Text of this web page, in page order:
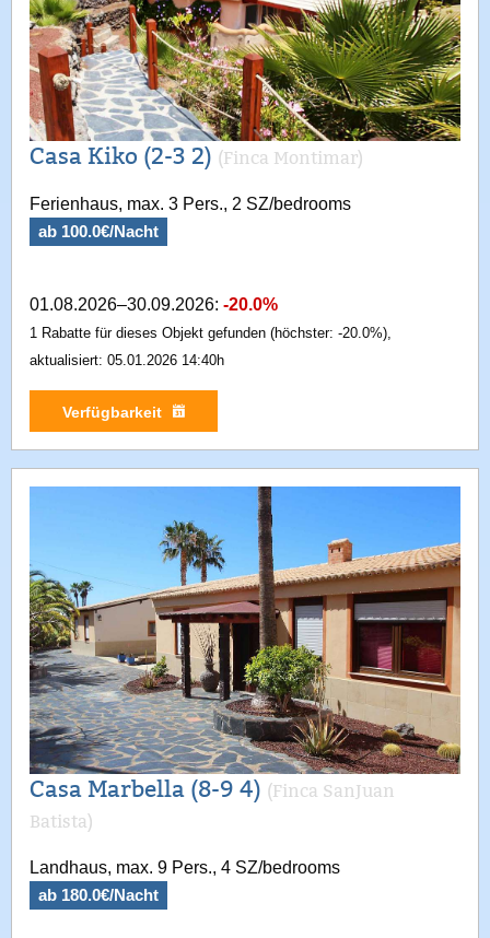
Casa Kiko (2-3 2) (Finca Montimar)
Ferienhaus, max. 3 Pers., 2 SZ/bedrooms
ab 100.0€/Nacht
01.08.2026–30.09.2026: -20.0%
1 Rabatte für dieses Objekt gefunden (höchster: -20.0%),
aktualisiert: 05.01.2026 14:40h
Verfügbarkeit
Casa Marbella (8-9 4) (Finca SanJuan
Batista)
Landhaus, max. 9 Pers., 4 SZ/bedrooms
ab 180.0€/Nacht